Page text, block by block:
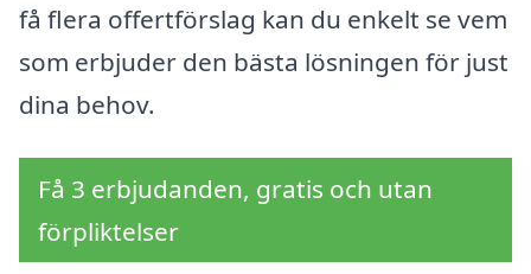
få flera offertförslag kan du enkelt se vem
som erbjuder den bästa lösningen för just
dina behov.
Få 3 erbjudanden, gratis och utan
förpliktelser